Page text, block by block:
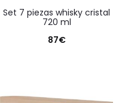
set 7 piezas whisky cristal
720 ml
87€